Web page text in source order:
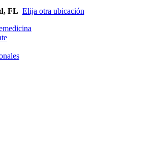
FL Elija otra ubicación